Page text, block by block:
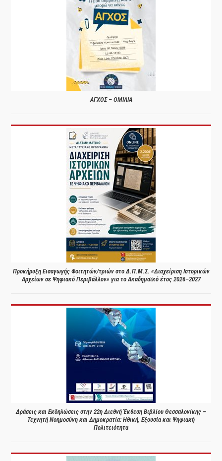
ΑΓΧΟΣ – ΟΜΙΛΙΑ
Προκήρυξη Εισαγωγής Φοιτητών/τριών στο Δ.Π.Μ.Σ. «Διαχείριση Ιστορικών
Αρχείων σε Ψηφιακό Περιβάλλον» για το Ακαδημαϊκό έτος 2026–2027
Δράσεις και Εκδηλώσεις στην 22η Διεθνή Έκθεση Βιβλίου Θεσσαλονίκης –
Τεχνητή Νοημοσύνη και Δημοκρατία: Ηθική, Εξουσία και Ψηφιακή
Πολιτειότητα